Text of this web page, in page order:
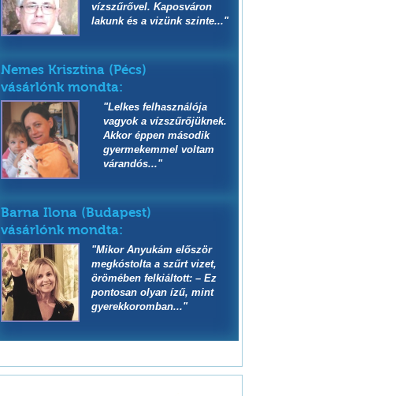
vízszűrővel. Kaposváron
lakunk és a vizünk szinte..."
Nemes Krisztina (Pécs)
vásárlónk mondta:
"Lelkes felhasználója
vagyok a vízszűrőjüknek.
Akkor éppen második
gyermekemmel voltam
várandós..."
Barna Ilona (Budapest)
vásárlónk mondta:
"Mikor Anyukám először
megkóstolta a szűrt vizet,
örömében felkiáltott: – Ez
pontosan olyan ízű, mint
gyerekkoromban..."